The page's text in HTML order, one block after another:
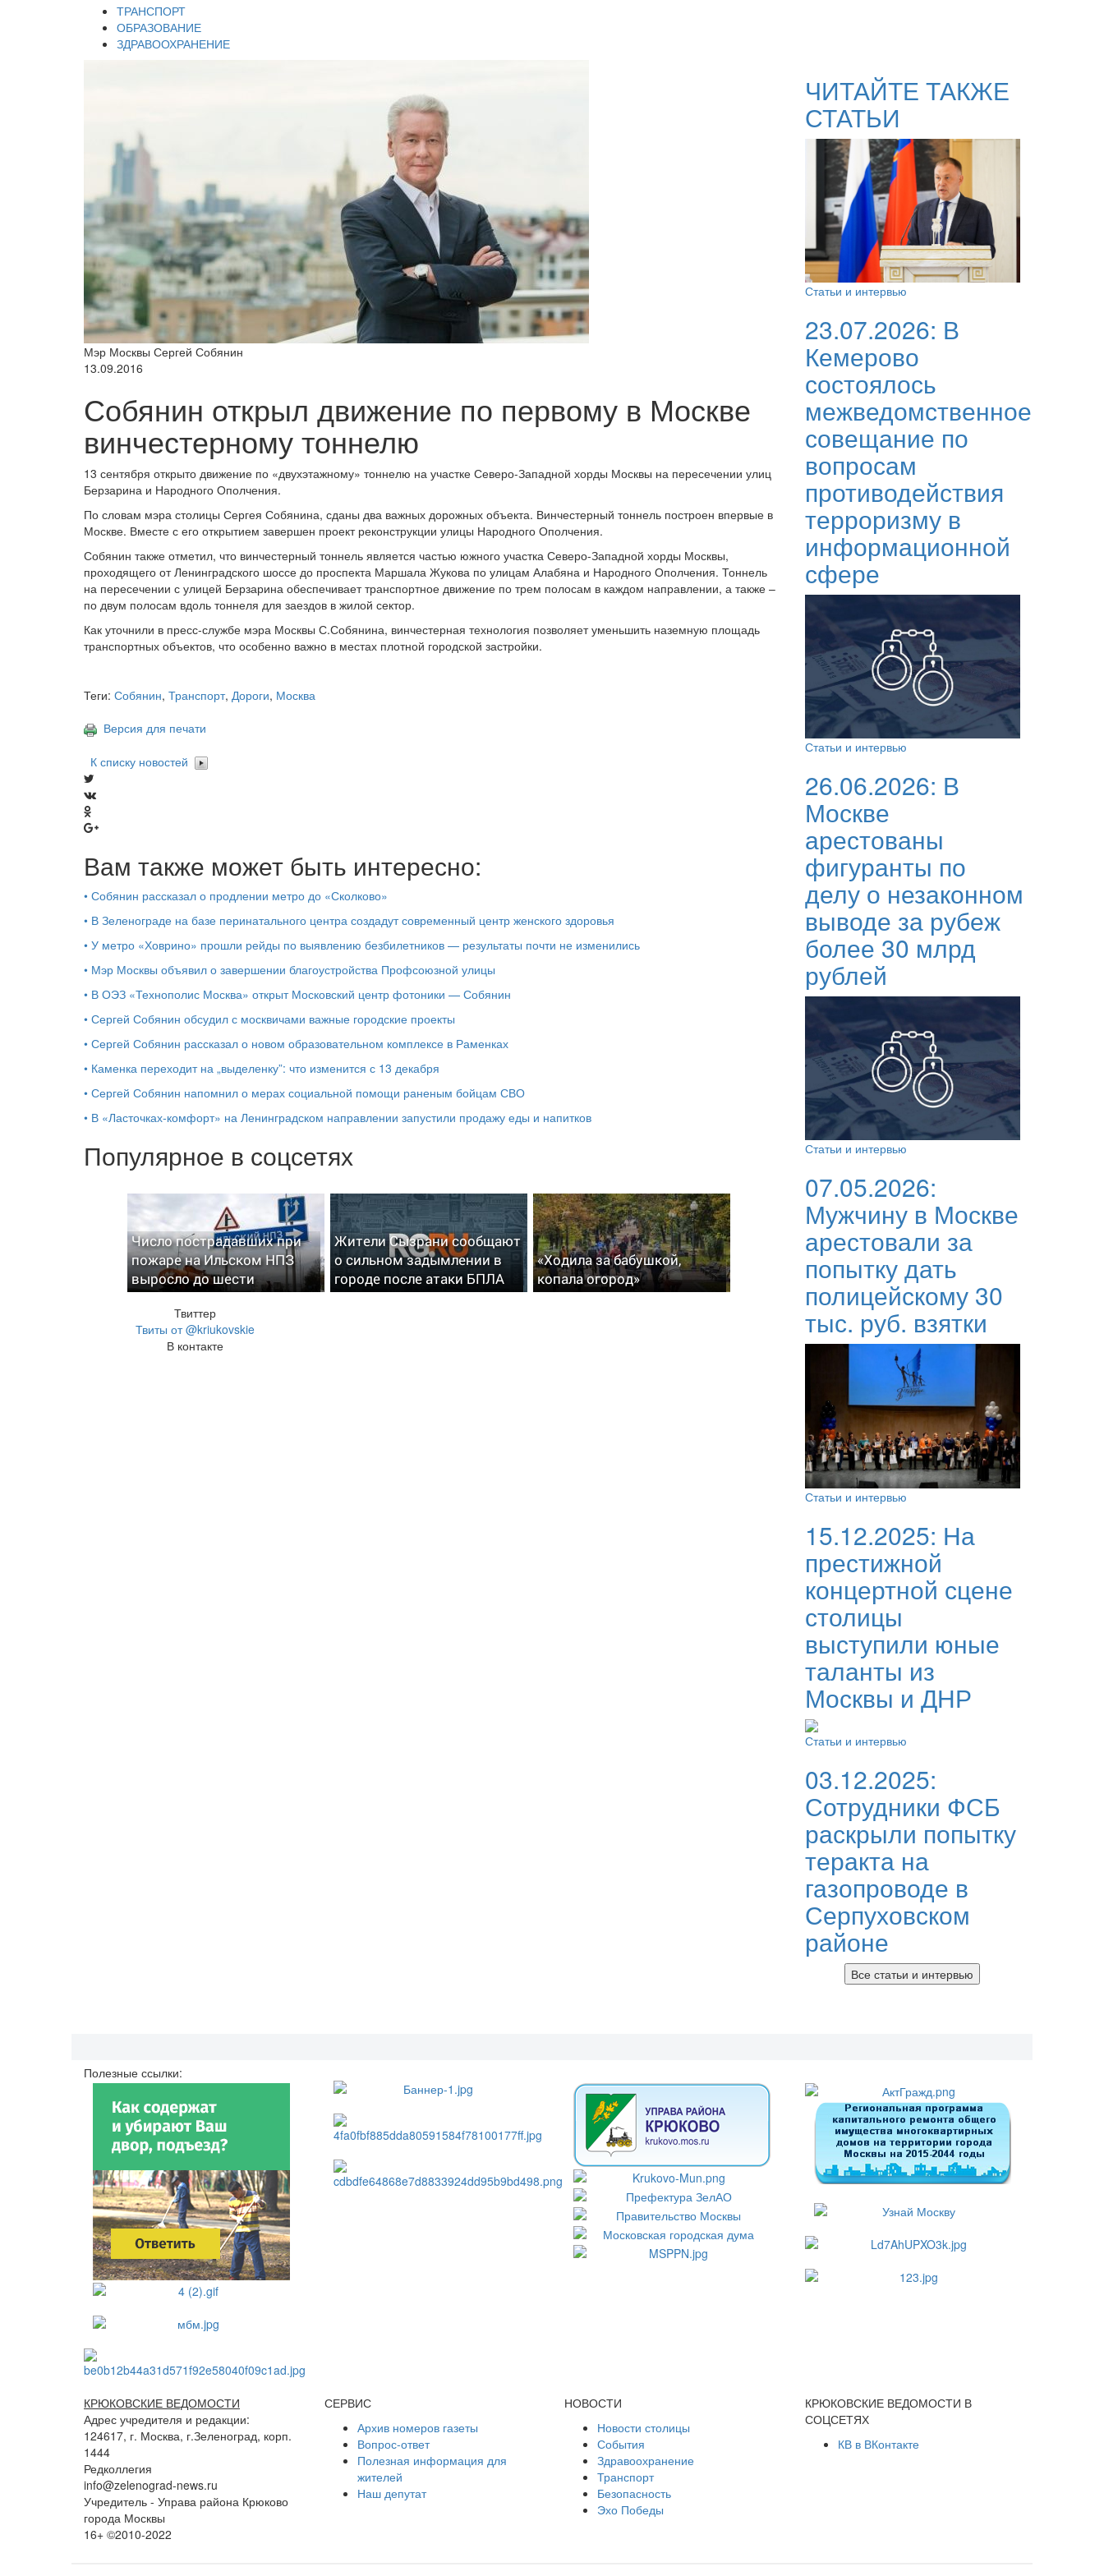
ТРАНСПОРТ
ОБРАЗОВАНИЕ
ЗДРАВООХРАНЕНИЕ
Мэр Москвы Сергей Собянин
13.09.2016
Собянин открыл движение по первому в Москве
винчестерному тоннелю
13 сентября открыто движение по «двухэтажному» тоннелю на участке Северо-Западной хорды Москвы на пересечении улиц
Берзарина и Народного Ополчения.
По словам мэра столицы Сергея Собянина, сданы два важных дорожных объекта. Винчестерный тоннель построен впервые в
Москве. Вместе с его открытием завершен проект реконструкции улицы Народного Ополчения.
Собянин также отметил, что винчестерный тоннель является частью южного участка Северо-Западной хорды Москвы,
проходящего от Ленинградского шоссе до проспекта Маршала Жукова по улицам Алабяна и Народного Ополчения. Тоннель
на пересечении с улицей Берзарина обеспечивает транспортное движение по трем полосам в каждом направлении, а также –
по двум полосам вдоль тоннеля для заездов в жилой сектор.
Как уточнили в пресс-службе мэра Москвы С.Собянина, винчестерная технология позволяет уменьшить наземную площадь
транспортных объектов, что особенно важно в местах плотной городской застройки.
Теги: Собянин, Транспорт, Дороги, Москва
Версия для печати
К списку новостей
Вам также может быть интересно:
• Собянин рассказал о продлении метро до «Сколково»
• В Зеленограде на базе перинатального центра создадут современный центр женского здоровья
• У метро «Ховрино» прошли рейды по выявлению безбилетников — результаты почти не изменились
• Мэр Москвы объявил о завершении благоустройства Профсоюзной улицы
• В ОЭЗ «Технополис Москва» открыт Московский центр фотоники — Собянин
• Сергей Собянин обсудил с москвичами важные городские проекты
• Сергей Собянин рассказал о новом образовательном комплексе в Раменках
• Каменка переходит на „выделенку”: что изменится с 13 декабря
• Сергей Собянин напомнил о мерах социальной помощи раненым бойцам СВО
• В «Ласточках‑комфорт» на Ленинградском направлении запустили продажу еды и напитков
Популярное в соцсетях
Число пострадавших при
пожаре на Ильском НПЗ
выросло до шести
Жители Сызрани сообщают
о сильном задымлении в
городе после атаки БПЛА
«Ходила за бабушкой,
копала огород»
Твиттер
Твиты от @kriukovskie
В контакте
ЧИТАЙТЕ ТАКЖЕ
СТАТЬИ
Статьи и интервью
23.07.2026: В
Кемерово
состоялось
межведомственное
совещание по
вопросам
противодействия
терроризму в
информационной
сфере
Статьи и интервью
26.06.2026: В
Москве
арестованы
фигуранты по
делу о незаконном
выводе за рубеж
более 30 млрд
рублей
Статьи и интервью
07.05.2026:
Мужчину в Москве
арестовали за
попытку дать
полицейскому 30
тыс. руб. взятки
Статьи и интервью
15.12.2025: На
престижной
концертной сцене
столицы
выступили юные
таланты из
Москвы и ДНР
Статьи и интервью
03.12.2025:
Сотрудники ФСБ
раскрыли попытку
теракта на
газопроводе в
Серпуховском
районе
Все статьи и интервью
Полезные ссылки:
КРЮКОВСКИЕ ВЕДОМОСТИ
Адрес учредителя и редакции:
124617, г. Москва, г.Зеленоград, корп.
1444
Редколлегия
info@zelenograd-news.ru
Учредитель - Управа района Крюково
города Москвы
16+ ©2010-2022
СЕРВИС
Архив номеров газеты
Вопрос-ответ
Полезная информация для
жителей
Наш депутат
НОВОСТИ
Новости столицы
События
Здравоохранение
Транспорт
Безопасность
Эхо Победы
КРЮКОВСКИЕ ВЕДОМОСТИ В
СОЦСЕТЯХ
КВ в ВКонтакте